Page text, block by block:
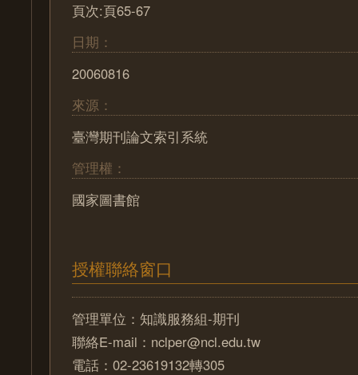
頁次:頁65-67
日期：
20060816
來源：
臺灣期刊論文索引系統
管理權：
國家圖書館
授權聯絡窗口
管理單位：知識服務組-期刊
聯絡E-mail：nclper@ncl.edu.tw
電話：02-23619132轉305